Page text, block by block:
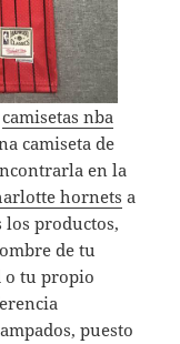
camisetas nba
camiseta de
en la
hornets a
los productos,
de tu
o tu propio
puesto